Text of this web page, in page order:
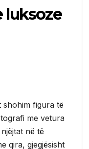
luksoze
shohim figura të
me vetura
në të
qira, gjegjësisht